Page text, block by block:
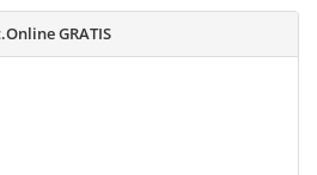
.Online GRATIS